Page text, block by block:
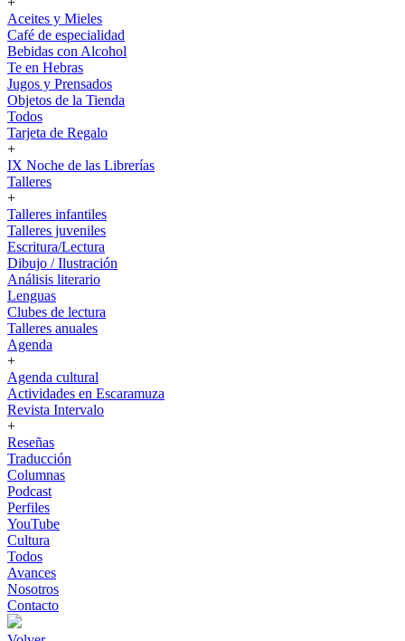
Aceites y Mieles
Café de especialidad
Bebidas con Alcohol
Te en Hebras
Jugos y Prensados
Objetos de la Tienda
Todos
Tarjeta de Regalo
+
IX Noche de las Librerías
Talleres
+
Talleres infantiles
Talleres juveniles
Escritura/Lectura
Dibujo / Ilustración
Análisis literario
Lenguas
Clubes de lectura
Talleres anuales
Agenda
+
Agenda cultural
Actividades en Escaramuza
Revista Intervalo
+
Reseñas
Traducción
Columnas
Podcast
Perfiles
YouTube
Cultura
Todos
Avances
Nosotros
Contacto